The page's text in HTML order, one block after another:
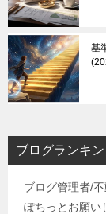
基
ブログランキ
ブログ管理者/
ぽちっとお願い